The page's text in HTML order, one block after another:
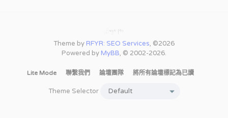
Theme by RFYR: SEO Services, ©2026
Powered by MyBB, © 2002-2026.
Lite Mode 聯繫我們 論壇團隊 將所有論壇標記為已讀
Theme Selector